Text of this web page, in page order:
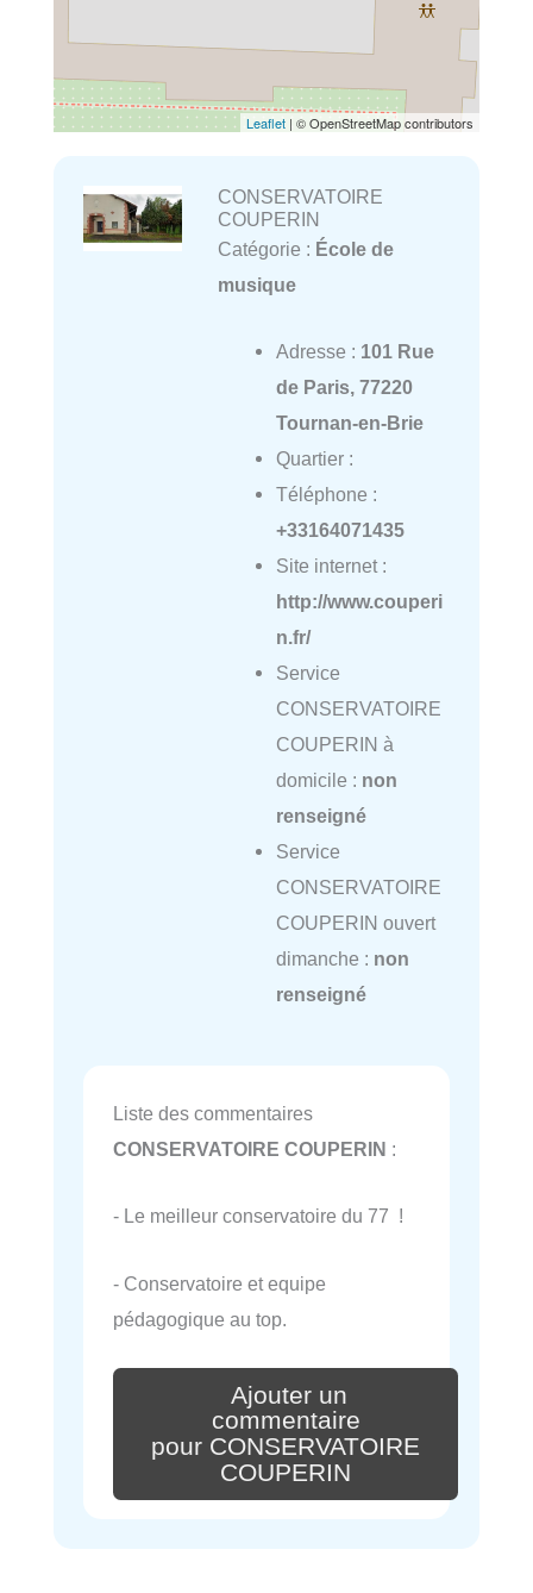
Leaflet | © OpenStreetMap contributors
CONSERVATOIRE
COUPERIN
Catégorie : École de
musique
Adresse : 101 Rue
de Paris, 77220
Tournan-en-Brie
Quartier :
Téléphone :
+33164071435
Site internet :
http://www.couperi
n.fr/
Service
CONSERVATOIRE
COUPERIN à
domicile : non
renseigné
Service
CONSERVATOIRE
COUPERIN ouvert
dimanche : non
renseigné
Liste des commentaires
CONSERVATOIRE COUPERIN :
- Le meilleur conservatoire du 77 !
- Conservatoire et equipe
pédagogique au top.
Ajouter un
commentaire
pour CONSERVATOIRE
COUPERIN